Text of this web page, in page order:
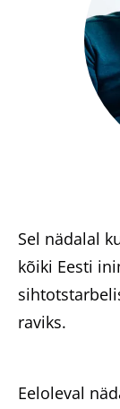
Sel nädalal
kõiki Eesti
raviks.
Eeloleval